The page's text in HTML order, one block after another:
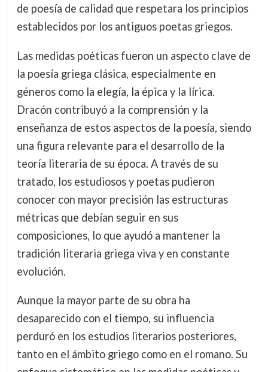
de poesía de calidad que respetara los principios
establecidos por los antiguos poetas griegos.
Las medidas poéticas fueron un aspecto clave de
la poesía griega clásica, especialmente en
géneros como la elegía, la épica y la lírica.
Dracón contribuyó a la comprensión y la
enseñanza de estos aspectos de la poesía, siendo
una figura relevante para el desarrollo de la
teoría literaria de su época. A través de su
tratado, los estudiosos y poetas pudieron
conocer con mayor precisión las estructuras
métricas que debían seguir en sus
composiciones, lo que ayudó a mantener la
tradición literaria griega viva y en constante
evolución.
Aunque la mayor parte de su obra ha
desaparecido con el tiempo, su influencia
perduró en los estudios literarios posteriores,
tanto en el ámbito griego como en el romano. Su